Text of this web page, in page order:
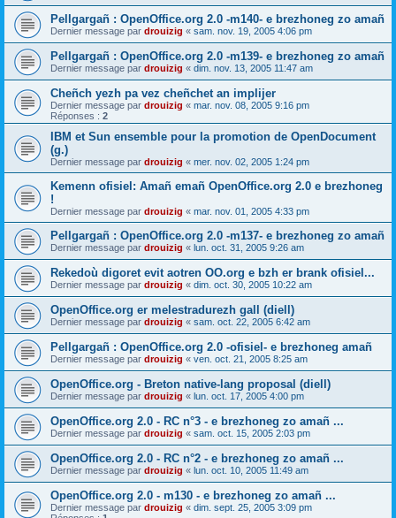
Pellgargañ : OpenOffice.org 2.0 -m140- e brezhoneg zo amañ
Dernier message par drouizig « sam. nov. 19, 2005 4:06 pm
Pellgargañ : OpenOffice.org 2.0 -m139- e brezhoneg zo amañ
Dernier message par drouizig « dim. nov. 13, 2005 11:47 am
Cheñch yezh pa vez cheñchet an implijer
Dernier message par drouizig « mar. nov. 08, 2005 9:16 pm
Réponses : 2
IBM et Sun ensemble pour la promotion de OpenDocument
(g.)
Dernier message par drouizig « mer. nov. 02, 2005 1:24 pm
Kemenn ofisiel: Amañ emañ OpenOffice.org 2.0 e brezhoneg
!
Dernier message par drouizig « mar. nov. 01, 2005 4:33 pm
Pellgargañ : OpenOffice.org 2.0 -m137- e brezhoneg zo amañ
Dernier message par drouizig « lun. oct. 31, 2005 9:26 am
Rekedoù digoret evit aotren OO.org e bzh er brank ofisiel...
Dernier message par drouizig « dim. oct. 30, 2005 10:22 am
OpenOffice.org er melestradurezh gall (diell)
Dernier message par drouizig « sam. oct. 22, 2005 6:42 am
Pellgargañ : OpenOffice.org 2.0 -ofisiel- e brezhoneg amañ
Dernier message par drouizig « ven. oct. 21, 2005 8:25 am
OpenOffice.org - Breton native-lang proposal (diell)
Dernier message par drouizig « lun. oct. 17, 2005 4:00 pm
OpenOffice.org 2.0 - RC n°3 - e brezhoneg zo amañ ...
Dernier message par drouizig « sam. oct. 15, 2005 2:03 pm
OpenOffice.org 2.0 - RC n°2 - e brezhoneg zo amañ ...
Dernier message par drouizig « lun. oct. 10, 2005 11:49 am
OpenOffice.org 2.0 - m130 - e brezhoneg zo amañ ...
Dernier message par drouizig « dim. sept. 25, 2005 3:09 pm